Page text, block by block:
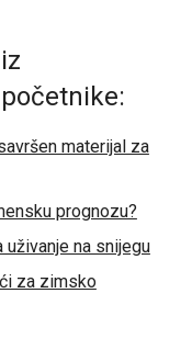
materijal za
prognozu?
na snijegu
za zimsko